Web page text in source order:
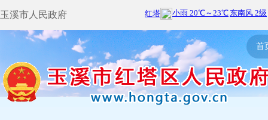
玉溪市人民政府
首